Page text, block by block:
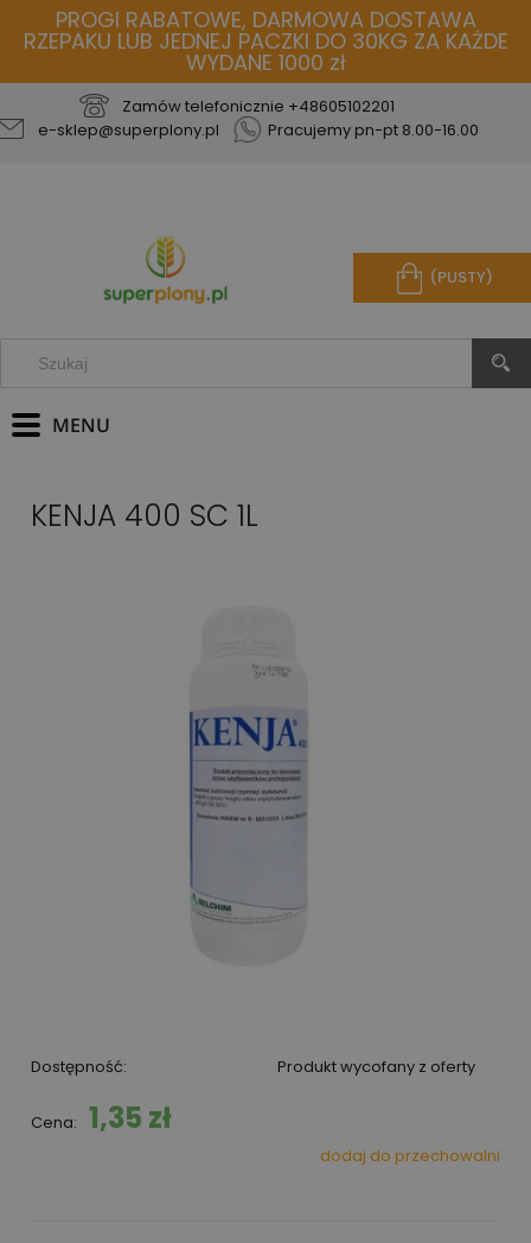
PROGI RABATOWE, DARMOWA DOSTAWA
RZEPAKU LUB JEDNEJ PACZKI DO 30KG ZA KAŻDE
WYDANE 1000 zł
Zamów telefonicznie +48605102201
e-sklep@superplony.pl
Pracujemy pn-pt 8.00-16.00
(PUSTY)
KENJA 400 SC 1L
Dostępność: Produkt wycofany z oferty
Cena: 1,35 zł
dodaj do przechowalni